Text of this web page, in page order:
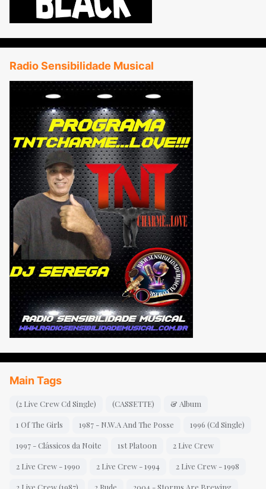
Radio Sensibilidade Musical
Main Tags
(2 Live Crew Cd Single) (CASSETTE) & Album
1 Of The Girls 1987 - N.W.A And The Posse 1996 (Cd Single)
1997 - Clássicos da Noite 1st Platoon 2 Live Crew
2 Live Crew - 1990 2 Live Crew - 1994 2 Live Crew - 1998